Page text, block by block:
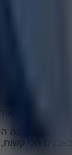
אתה
את האמונה
מחוזק ועם
קהילה יפה
יש לו הרבה
הכי